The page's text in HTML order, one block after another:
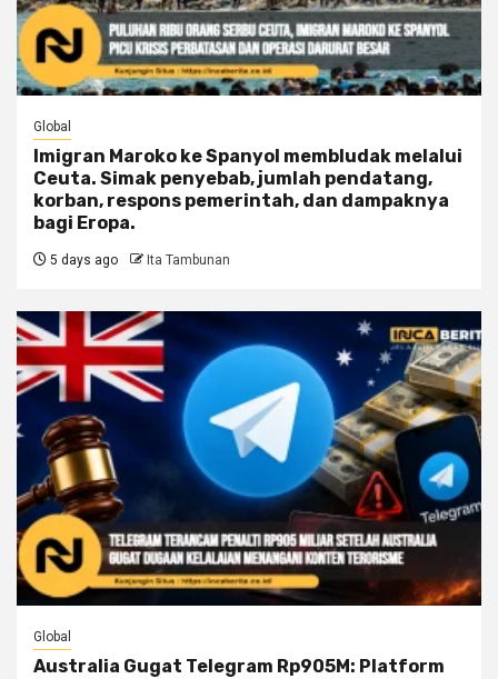
Global
Imigran Maroko ke Spanyol membludak melalui
Ceuta. Simak penyebab, jumlah pendatang,
korban, respons pemerintah, dan dampaknya
bagi Eropa.
5 days ago Ita Tambunan
Global
Australia Gugat Telegram Rp905M: Platform